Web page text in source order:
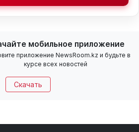
мобильное приложение
приложение NewsRoom.kz и будьте в
курсе всех новостей
Скачать